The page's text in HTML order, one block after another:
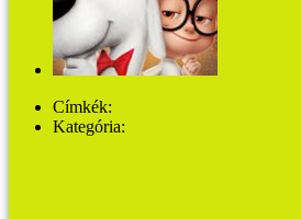
Címkék:
Kategória: